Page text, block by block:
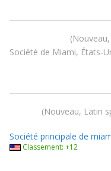
Société de Miami, États-
Nouveau, Latin
Société principale de
Classement: +12